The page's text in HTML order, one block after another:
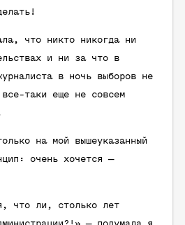
что никто никогда ни
и ни за что в
в ночь выборов не
таки еще не совсем
на мой вышеуказанный
очень хочется —
что ли, столько лет